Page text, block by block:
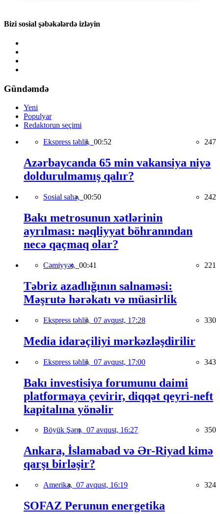
Bizi sosial şəbəkələrdə izləyin
Gündəmdə
Yeni
Populyar
Redaktorun seçimi
Ekspress təhlil, 00:52 247
Azərbaycanda 65 min vakansiya niyə
doldurulmamış qalır?
Sosial sahə, 00:50 242
Bakı metrosunun xətlərinin
ayrılması: nəqliyyat böhranından
necə qaçmaq olar?
Cəmiyyət, 00:41 221
Təbriz azadlığının salnaməsi:
Məşrutə hərəkatı və müasirlik
Ekspress təhlil, 07 avqust, 17:28 330
Media idarəçiliyi mərkəzləşdirilir
Ekspress təhlil, 07 avqust, 17:00 343
Bakı investisiya forumunu daimi
platformaya çevirir, diqqət qeyri-neft
kapitalına yönəlir
Böyük Şərq, 07 avqust, 16:27 350
Ankara, İslamabad və Ər-Riyad kimə
qarşı birləşir?
Amerika, 07 avqust, 16:19 324
SOFAZ Perunun energetika